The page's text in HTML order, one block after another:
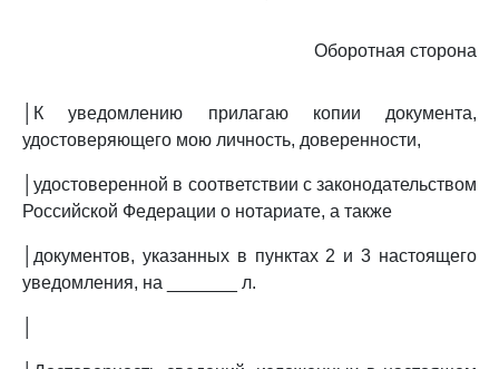
Оборотная сторона
│К уведомлению прилагаю копии документа,
удостоверяющего мою личность, доверенности,
│удостоверенной в соответствии с законодательством
Российской Федерации о нотариате, а также
│документов, указанных в пунктах 2 и 3 настоящего
уведомления, на _______ л.